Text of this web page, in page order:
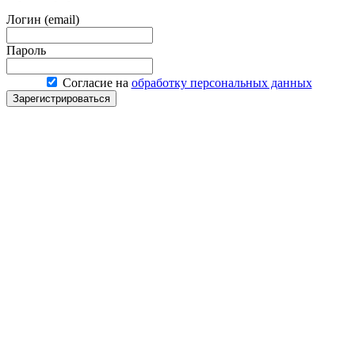
Логин (email)
Пароль
Согласие на обработку персональных данных
Зарегистрироваться